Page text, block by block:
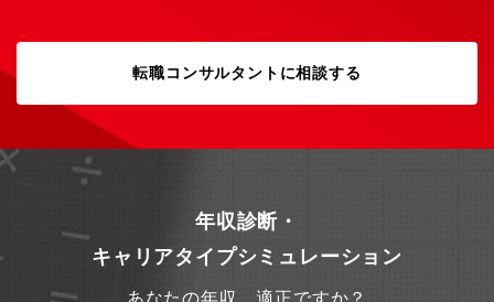
転職コンサルタントに相談する
年収診断・
キャリアタイプシミュレーション
あなたの年収、適正ですか？